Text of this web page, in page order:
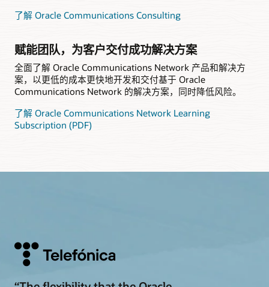
了解 Oracle Communications Consulting
赋能团队，为客户交付成功解决方案
全面了解 Oracle Communications Network 产品和解决方
案，以更低的成本更快地开发和交付基于 Oracle
Communications Network 的解决方案，同时降低风险。
了解 Oracle Communications Network Learning
Subscription (PDF)